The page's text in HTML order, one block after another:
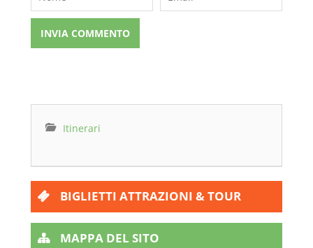
Itinerari
BIGLIETTI ATTRAZIONI & TOUR
MAPPA DEL SITO